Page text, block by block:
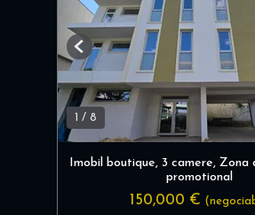
1 / 8
Previous
Imobil boutique, 3 camere,
promotional
150,000 €